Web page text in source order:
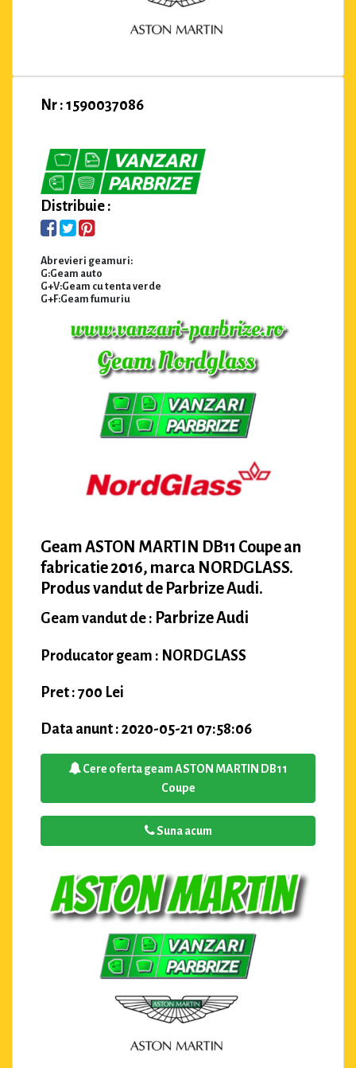
Nr : 1590037086
Distribuie :
Abrevieri geamuri:
G:Geam auto
G+V:Geam cu tenta verde
G+F:Geam fumuriu
Geam ASTON MARTIN DB11 Coupe an
fabricatie 2016, marca NORDGLASS.
Produs vandut de Parbrize Audi.
Geam vandut de : Parbrize Audi
Producator geam : NORDGLASS
Pret : 700 Lei
Data anunt : 2020-05-21 07:58:06
Cere oferta geam ASTON MARTIN DB11
Coupe
Suna acum